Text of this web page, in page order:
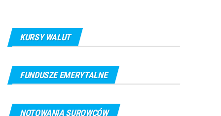
KURSY WALUT
FUNDUSZE EMERYTALNE
NOTOWANIA SUROWCÓW